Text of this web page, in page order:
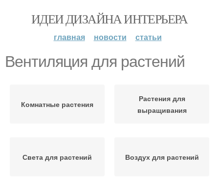
ИДЕИ ДИЗАЙНА ИНТЕРЬЕРА
главная новости статьи
Вентиляция для растений
Комнатные растения
Растения для
выращивания
Света для растений Воздух для растений